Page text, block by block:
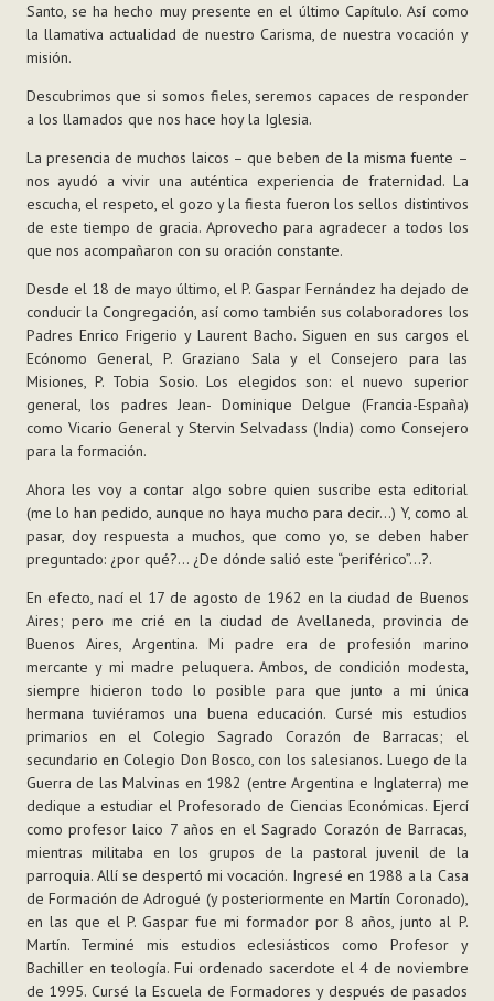
Santo, se ha hecho muy presente en el último Capítulo. Así como
la llamativa actualidad de nuestro Carisma, de nuestra vocación y
misión.
Descubrimos que si somos fieles, seremos capaces de responder
a los llamados que nos hace hoy la Iglesia.
La presencia de muchos laicos – que beben de la misma fuente –
nos ayudó a vivir una auténtica experiencia de fraternidad. La
escucha, el respeto, el gozo y la fiesta fueron los sellos distintivos
de este tiempo de gracia. Aprovecho para agradecer a todos los
que nos acompañaron con su oración constante.
Desde el 18 de mayo último, el P. Gaspar Fernández ha dejado de
conducir la Congregación, así como también sus colaboradores los
Padres Enrico Frigerio y Laurent Bacho. Siguen en sus cargos el
Ecónomo General, P. Graziano Sala y el Consejero para las
Misiones, P. Tobia Sosio. Los elegidos son: el nuevo superior
general, los padres Jean- Dominique Delgue (Francia-España)
como Vicario General y Stervin Selvadass (India) como Consejero
para la formación.
Ahora les voy a contar algo sobre quien suscribe esta editorial
(me lo han pedido, aunque no haya mucho para decir…) Y, como al
pasar, doy respuesta a muchos, que como yo, se deben haber
preguntado: ¿por qué?... ¿De dónde salió este “periférico”…?.
En efecto, nací el 17 de agosto de 1962 en la ciudad de Buenos
Aires; pero me crié en la ciudad de Avellaneda, provincia de
Buenos Aires, Argentina. Mi padre era de profesión marino
mercante y mi madre peluquera. Ambos, de condición modesta,
siempre hicieron todo lo posible para que junto a mi única
hermana tuviéramos una buena educación. Cursé mis estudios
primarios en el Colegio Sagrado Corazón de Barracas; el
secundario en Colegio Don Bosco, con los salesianos. Luego de la
Guerra de las Malvinas en 1982 (entre Argentina e Inglaterra) me
dedique a estudiar el Profesorado de Ciencias Económicas. Ejercí
como profesor laico 7 años en el Sagrado Corazón de Barracas,
mientras militaba en los grupos de la pastoral juvenil de la
parroquia. Allí se despertó mi vocación. Ingresé en 1988 a la Casa
de Formación de Adrogué (y posteriormente en Martín Coronado),
en las que el P. Gaspar fue mi formador por 8 años, junto al P.
Martín. Terminé mis estudios eclesiásticos como Profesor y
Bachiller en teología. Fui ordenado sacerdote el 4 de noviembre
de 1995. Cursé la Escuela de Formadores y después de pasados